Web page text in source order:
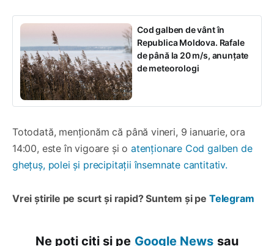
Cod galben de vânt în
Republica Moldova. Rafale
de până la 20 m/s, anunțate
de meteorologi
Totodată, menționăm că până vineri, 9 ianuarie, ora
14:00, este în vigoare și o atenționare Cod galben de
ghețuș, polei și precipitații însemnate cantitativ.
Vrei știrile pe scurt și rapid? Suntem și pe Telegram
Ne poți citi și pe Google News sau